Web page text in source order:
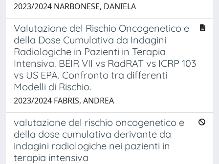
2023/2024 NARBONESE, DANIELA
Valutazione del Rischio Oncogenetico e
della Dose Cumulativa da Indagini
Radiologiche in Pazienti in Terapia
Intensiva. BEIR VII vs RadRAT vs ICRP 103
vs US EPA. Confronto tra differenti
Modelli di Rischio.
2023/2024 FABRIS, ANDREA
valutazione del rischio oncogenetico e
della dose cumulativa derivante da
indagini radiologiche nei pazienti in
terapia intensiva